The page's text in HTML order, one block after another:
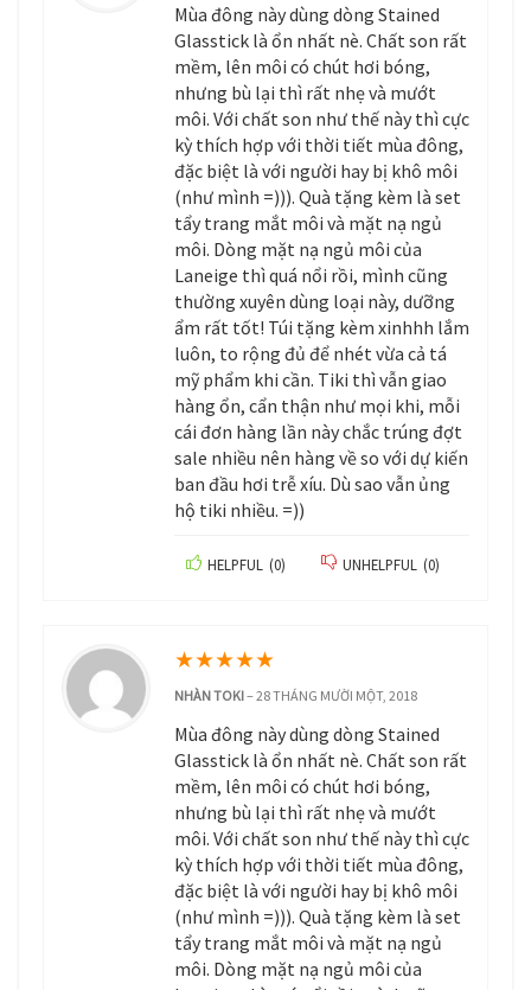
Mùa đông này dùng dòng Stained
Glasstick là ổn nhất nè. Chất son rất
mềm, lên môi có chút hơi bóng,
nhưng bù lại thì rất nhẹ và mướt
môi. Với chất son như thế này thì cực
kỳ thích hợp với thời tiết mùa đông,
đặc biệt là với người hay bị khô môi
(như mình =))). Quà tặng kèm là set
tẩy trang mắt môi và mặt nạ ngủ
môi. Dòng mặt nạ ngủ môi của
Laneige thì quá nổi rồi, mình cũng
thường xuyên dùng loại này, dưỡng
ẩm rất tốt! Túi tặng kèm xinhhh lắm
luôn, to rộng đủ để nhét vừa cả tá
mỹ phẩm khi cần. Tiki thì vẫn giao
hàng ổn, cẩn thận như mọi khi, mỗi
cái đơn hàng lần này chắc trúng đợt
sale nhiều nên hàng về so với dự kiến
ban đầu hơi trễ xíu. Dù sao vẫn ủng
hộ tiki nhiều. =))
HELPFUL (0) UNHELPFUL (0)
★★★★★
NHÀN TOKI–28 THÁNG MƯỜI MỘT, 2018
Mùa đông này dùng dòng Stained
Glasstick là ổn nhất nè. Chất son rất
mềm, lên môi có chút hơi bóng,
nhưng bù lại thì rất nhẹ và mướt
môi. Với chất son như thế này thì cực
kỳ thích hợp với thời tiết mùa đông,
đặc biệt là với người hay bị khô môi
(như mình =))). Quà tặng kèm là set
tẩy trang mắt môi và mặt nạ ngủ
môi. Dòng mặt nạ ngủ môi của